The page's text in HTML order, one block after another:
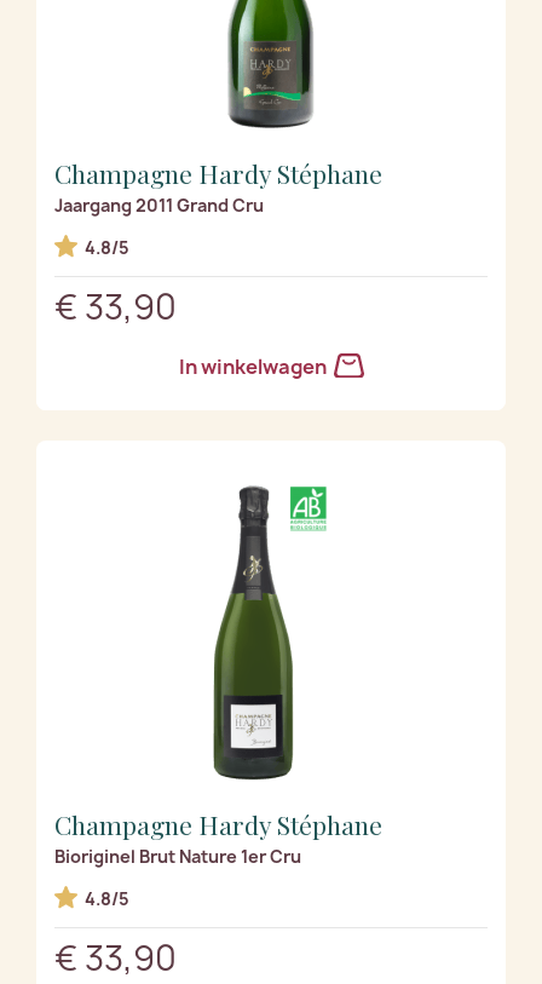
Champagne Hardy Stéphane
Jaargang 2011 Grand Cru
4.8/5
€ 33,90
In winkelwagen
Champagne Hardy Stéphane
Bioriginel Brut Nature 1er Cru
4.8/5
€ 33,90